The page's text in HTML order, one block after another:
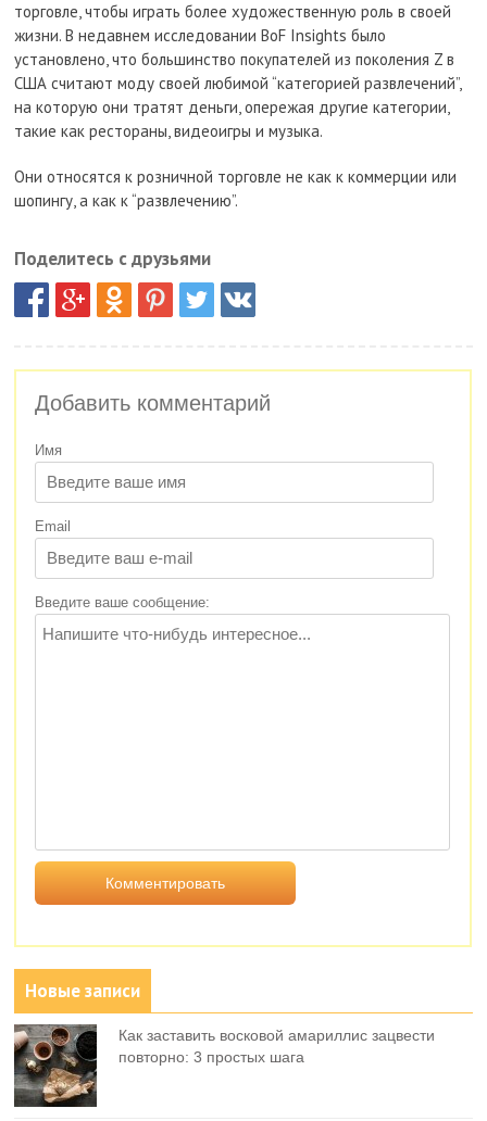
торговле, чтобы играть более художественную роль в своей
жизни. В недавнем исследовании BoF Insights было
установлено, что большинство покупателей из поколения Z в
США считают моду своей любимой “категорией развлечений”,
на которую они тратят деньги, опережая другие категории,
такие как рестораны, видеоигры и музыка.
Они относятся к розничной торговле не как к коммерции или
шопингу, а как к “развлечению”.
Поделитесь с друзьями
Добавить комментарий
Имя
Email
Введите ваше сообщение:
Новые записи
Как заставить восковой амариллис зацвести
повторно: 3 простых шага